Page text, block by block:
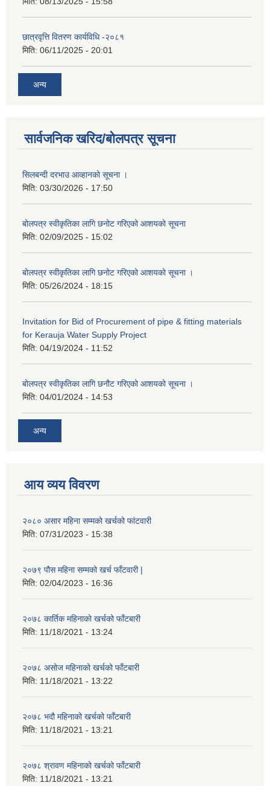
छात्रवृत्ति वितरण कार्यविधि -२०८१
मिति: 06/11/2025 - 20:01
अन्य
सार्वजनिक खरिद/बोलपत्र सूचना
सिलबन्दी दरभाउ आव्हानको सूचना ।
मिति: 03/30/2026 - 17:50
बोलपत्र स्वीकृतिका लागि छनोट गरिएको आशयको सूचना
मिति: 02/09/2025 - 15:02
बोलपत्र स्वीकृतिका लागि छनोट गरिएको आशयको सूचना ।
मिति: 05/26/2024 - 18:15
Invitation for Bid of Procurement of pipe & fitting materials
for Kerauja Water Supply Project
मिति: 04/19/2024 - 11:52
बोलपत्र स्वीकृतिका लागि छनौट गरिएको आशयको सूचना ।
मिति: 04/01/2024 - 14:53
अन्य
आय व्यय विवरण
२०८० असार महिना सम्मको खर्चको फांटवारी
मिति: 07/31/2023 - 15:38
२०७९ पौस महिना सम्मको खर्च फाँटवारी |
मिति: 02/04/2023 - 16:36
२०७८ कार्तिक महिनाको खर्चको फाँटबारी
मिति: 11/18/2021 - 13:24
२०७८ असोज महिनाको खर्चको फाँटबारी
मिति: 11/18/2021 - 13:22
२०७८ भदौ महिनाको खर्चको फाँटबारी
मिति: 11/18/2021 - 13:21
२०७८ श्रावण महिनाको खर्चको फाँटबारी
मिति: 11/18/2021 - 13:21